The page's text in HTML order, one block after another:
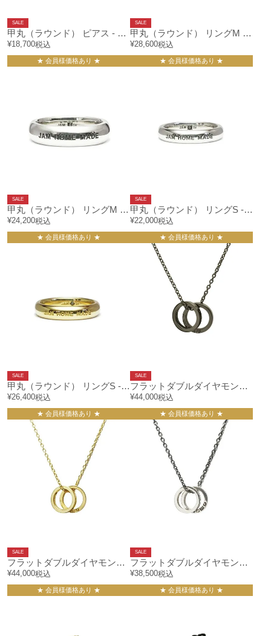
甲丸（ラウンド） ピアス - ゴールド/片耳
SALE
¥18,700税込
★ 会員様価格あり ★
甲丸（ラウンド） リングM - ゴールド/指輪
SALE
¥28,600税込
★ 会員様価格あり ★
甲丸（ラウンド） リングM - シルバー/指輪
SALE
¥24,200税込
★ 会員様価格あり ★
甲丸（ラウンド） リングS -シルバー/指輪
SALE
¥22,000税込
★ 会員様価格あり ★
甲丸（ラウンド） リングS -ゴールド/指輪
SALE
¥26,400税込
★ 会員様価格あり ★
フラットダブルダイヤモンドネックレス-ブラック
SALE
¥44,000税込
★ 会員様価格あり ★
フラットダブルダイヤモンドネックレス-ゴールド
SALE
¥44,000税込
★ 会員様価格あり ★
フラットダブルダイヤモンドネックレス-シルバー
SALE
¥38,500税込
★ 会員様価格あり ★